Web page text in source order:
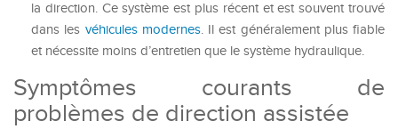
la direction. Ce système est plus récent et est souvent trouvé
dans les véhicules modernes. Il est généralement plus fiable
et nécessite moins d’entretien que le système hydraulique.
Symptômes courants de
problèmes de direction assistée